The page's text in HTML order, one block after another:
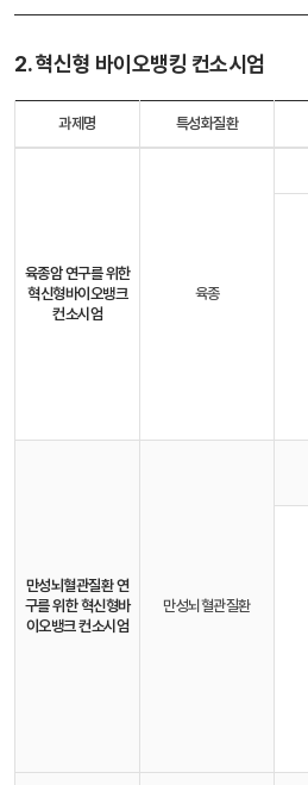
2. 혁신형 바이오뱅킹 컨소시엄
과제명 특성화질환
육종암 연구를 위한
혁신형바이오뱅크
컨소시엄
육종
만성뇌혈관질환 연
구를 위한 혁신형바
이오뱅크 컨소시엄
만성뇌혈관질환